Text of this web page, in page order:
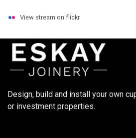
View stream on flickr
Design, build and install your own
or investment properties.